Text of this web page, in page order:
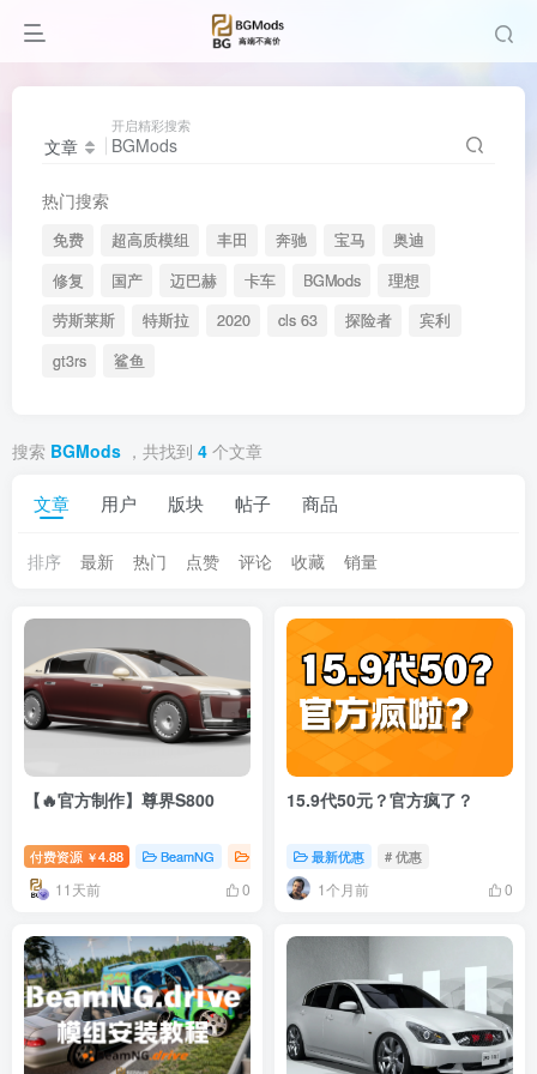
文章
开启精彩搜索
热门搜索
免费 超高质模组 丰田 奔驰 宝马
奥迪
修复
国产 迈巴赫 卡车 BGMods
理想
劳斯莱斯
特斯拉 2020 cls 63 探险者
宾利
gt3rs
鲨鱼
搜索 BGMods ，共找到 4 个文章
文章 用户 版块 帖子 商品
排序 最新 热门 点赞 评论 收藏 销量
【🔥官方制作】尊界S800
付费资源 ￥4.88 BeamNG BeamNG汽车 # 尊界
11天前 0
15.9代50元？官方疯了？
最新优惠 # 优惠
1个月前 0